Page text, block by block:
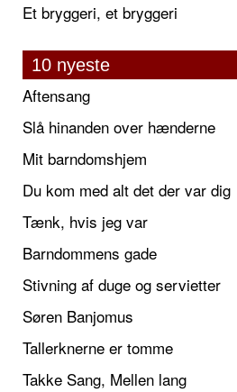
Et bryggeri, et bryggeri
10 nyeste
Aftensang
Slå hinanden over hænderne
Mit barndomshjem
Du kom med alt det der var dig
Tænk, hvis jeg var
Barndommens gade
Stivning af duge og servietter
Søren Banjomus
Tallerknerne er tomme
Takke Sang, Mellen lang